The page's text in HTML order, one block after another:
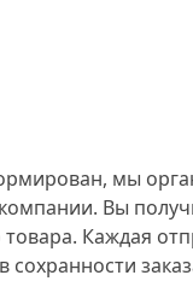
мы
Вы
Каждая